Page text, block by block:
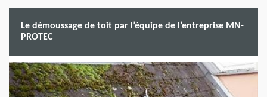
Le démoussage de toit par l’équipe de l’entreprise MN-
PROTEC